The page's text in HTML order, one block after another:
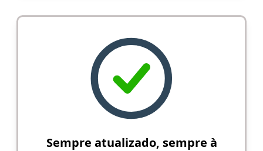
Sempre atualizado, sempre à